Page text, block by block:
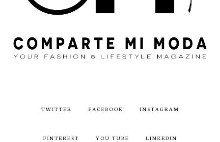
TWITTER FACEBOOK INSTAGRAM
PINTEREST YOU TUBE LINKEDIN